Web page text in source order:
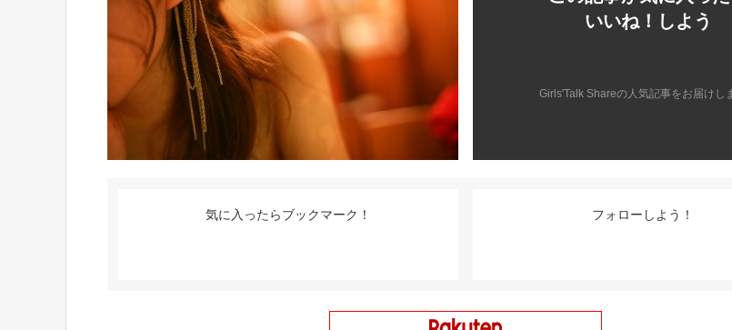
いいね！しよう
Girls'Talk Shareの人気記事をお届けし
気に入ったらブックマーク！ フォローしよう！